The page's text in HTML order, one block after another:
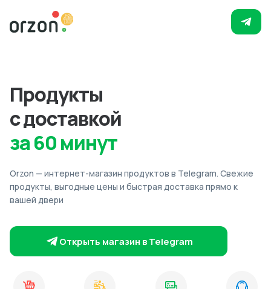
Продукты
с доставкой
за 60 минут
Orzon — интернет-магазин продуктов в Telegram. Свежие
продукты, выгодные цены и быстрая доставка прямо к
вашей двери
Открыть магазин в Telegram